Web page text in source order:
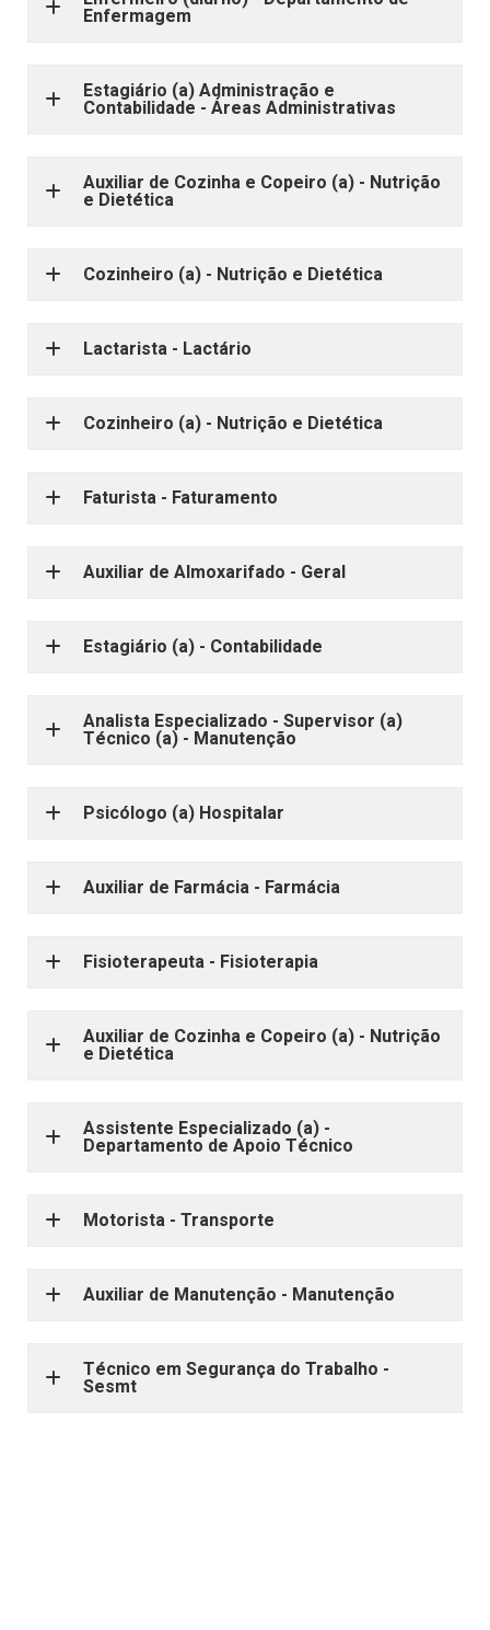
Enfermagem
Estagiário (a) Administração e
Contabilidade - Áreas Administrativas
Auxiliar de Cozinha e Copeiro (a) - Nutrição
e Dietética
Cozinheiro (a) - Nutrição e Dietética
Lactarista - Lactário
Cozinheiro (a) - Nutrição e Dietética
Faturista - Faturamento
Auxiliar de Almoxarifado - Geral
Estagiário (a) - Contabilidade
Analista Especializado - Supervisor (a)
Técnico (a) - Manutenção
Psicólogo (a) Hospitalar
Auxiliar de Farmácia - Farmácia
Fisioterapeuta - Fisioterapia
Auxiliar de Cozinha e Copeiro (a) - Nutrição
e Dietética
Assistente Especializado (a) -
Departamento de Apoio Técnico
Motorista - Transporte
Auxiliar de Manutenção - Manutenção
Técnico em Segurança do Trabalho -
Sesmt